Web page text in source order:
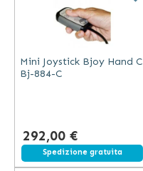
Mini Joystick Bjoy Hand C
Bj-884-C
292,00 €
Spedizione gratuita